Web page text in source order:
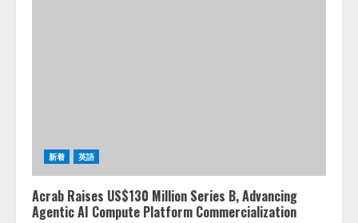
4
新着 英語
Acrab Raises US$130 Million Series B, Advancing
Agentic AI Compute Platform Commercialization